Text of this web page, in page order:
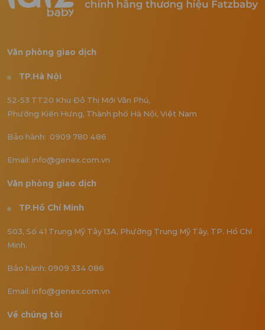
Văn phòng giao dịch
TP.Hà Nội
52-53 TT20 Khu Đô Thị Mới Văn Phú,
Phường Kiến Hưng, Thành phố Hà Nội, Việt Nam
Bảo hành: 0909 780 486
Email: info@genex.com.vn
Văn phòng giao dịch
TP.Hồ Chí Minh
S03, Số 41 Trung Mỹ Tây 13A, Phường Trung Mỹ Tây, TP. Hồ Chí
Minh.
Bảo hành: 0909 334 086
Email: info@genex.com.vn
Về chúng tôi